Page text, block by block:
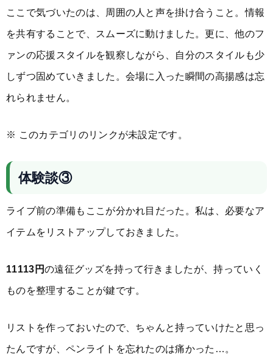
ここで気づいたのは、周囲の人と声を掛け合うこと。情報
を共有することで、スムーズに動けました。更に、他のフ
ァンの応援スタイルを観察しながら、自分のスタイルも少
しずつ固めていきました。会場に入った瞬間の高揚感は忘
れられません。
※ このカテゴリのリンクが未設定です。
体験談③
ライブ前の準備もここが分かれ目だった。私は、必要なア
イテムをリストアップしておきました。
11113円の遠征グッズを持って行きましたが、持っていく
ものを整理することが鍵です。
リストを作っておいたので、ちゃんと持っていけたと思っ
たんですが、ペンライトを忘れたのは痛かった…。